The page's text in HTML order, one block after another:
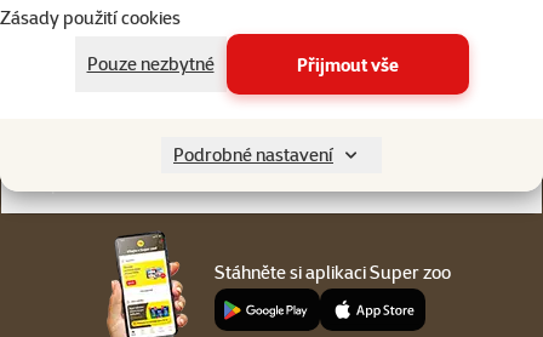
Zásady použití cookies
Pouze nezbytné
Přijmout vše
Podrobné nastavení
Online chat
jsme vám blízko
Stáhněte si aplikaci Super zoo